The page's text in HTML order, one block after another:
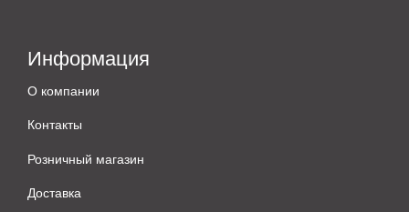
Информация
О компании
Контакты
Розничный магазин
Доставка